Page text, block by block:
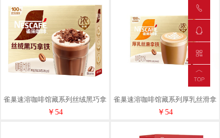
雀巢速溶咖啡馆藏系列丝绒黑巧拿
铁12条*17克盒装
￥54
雀巢速溶咖啡馆藏系列厚乳丝滑拿
铁12条*19克盒装
￥54